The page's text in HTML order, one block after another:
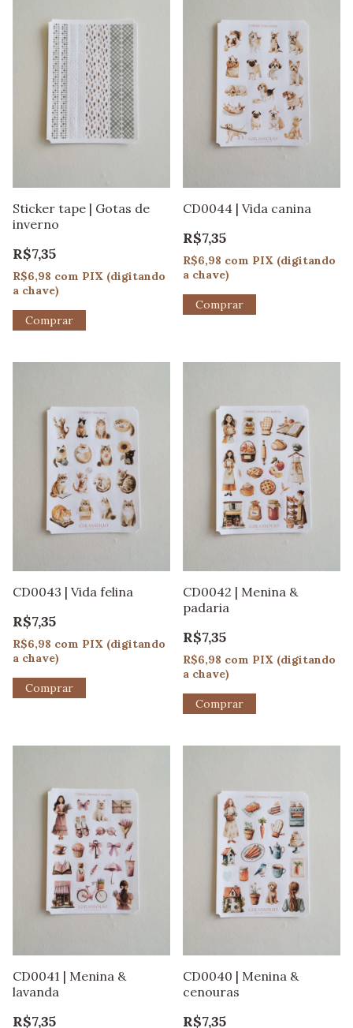
Sticker tape | Gotas de
inverno
R$7,35
R$6,98 com PIX (digitando
a chave)
CD0044 | Vida canina
R$7,35
R$6,98 com PIX (digitando
a chave)
CD0043 | Vida felina
R$7,35
R$6,98 com PIX (digitando
a chave)
CD0042 | Menina &
padaria
R$7,35
R$6,98 com PIX (digitando
a chave)
CD0041 | Menina &
lavanda
R$7,35
CD0040 | Menina &
cenouras
R$7,35